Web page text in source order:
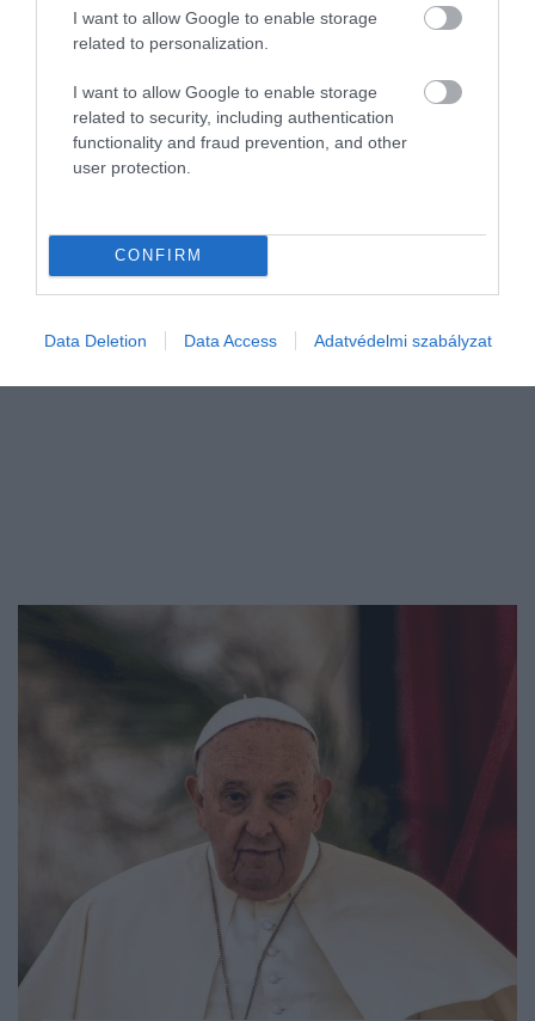
I want to allow Google to enable storage
related to personalization.
I want to allow Google to enable storage
related to security, including authentication
functionality and fraud prevention, and other
user protection.
CONFIRM
Data Deletion Data Access Adatvédelmi szabályzat
alkalom arra, hogy belevágjunk egy új
Netflix-dokumentumfilmbe. Ennek a
műfajnak a világa már régen nem csak
száraz ismeretterjesztésről szól: megrázó
kultúrákat fedez fel és tanítva szórakoztat
– a szó legnemesebb…
2025. ÁPRILIS 28. ● HAMU ÉS GYÉMÁNT
6 Netflix-dokumentumfilm,
ami felkavar és elgondolkodtat
HAMU ÉS GYÉMÁNT